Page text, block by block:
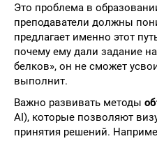
Это проблема в
преподаватели должны
предлагает именно этот
почему ему дали задание
белков», он не сможет
выполнит.
Важно развивать методы
AI), которые позволяют
принятия решений.